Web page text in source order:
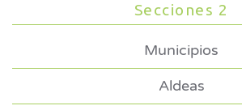
Secciones 2
Municipios
Aldeas